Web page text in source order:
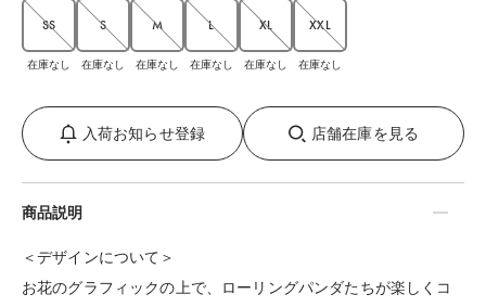
SS
在庫なし
S
在庫なし
M
在庫なし
L
在庫なし
XL
在庫なし
XXL
在庫なし
入荷お知らせ登録 店舗在庫を見る
商品説明
＜デザインについて＞
お花のグラフィックの上で、ローリングパンダたちが楽しくコ